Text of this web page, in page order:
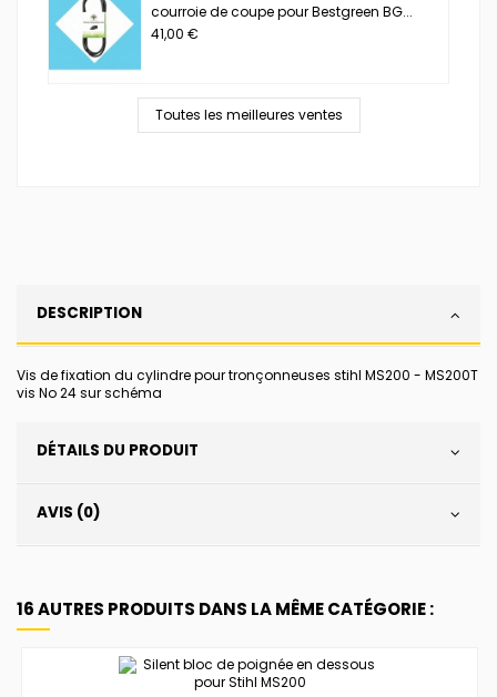
courroie de coupe pour Bestgreen BG...
41,00 €
Toutes les meilleures ventes
DESCRIPTION
Vis de fixation du cylindre pour tronçonneuses stihl MS200 - MS200T
vis No 24 sur schéma
DÉTAILS DU PRODUIT
AVIS (0)
16 AUTRES PRODUITS DANS LA MÊME CATÉGORIE :